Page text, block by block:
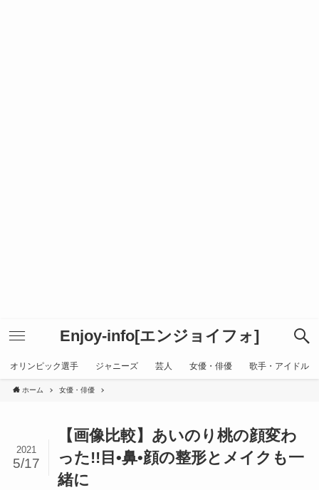
Enjoy-info[エンジョイフォ]
オリンピック選手 ジャニーズ 芸人 女優・俳優 歌手・アイドル
ホーム 女優・俳優
【画像比較】あいのり桃の顔変わ
った!!目•鼻•顔の整形とメイクも一
緒に
2021
5/17